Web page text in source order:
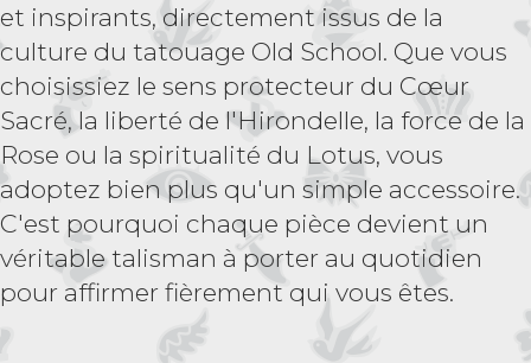
et inspirants, directement issus de la
culture du tatouage Old School. Que vous
choisissiez le sens protecteur du Cœur
Sacré, la liberté de l'Hirondelle, la force de la
Rose ou la spiritualité du Lotus, vous
adoptez bien plus qu'un simple accessoire.
C'est pourquoi chaque pièce devient un
véritable talisman à porter au quotidien
pour affirmer fièrement qui vous êtes.